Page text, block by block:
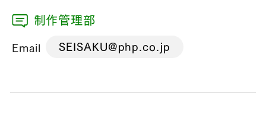
制作管理部
Email SEISAKU@php.co.jp